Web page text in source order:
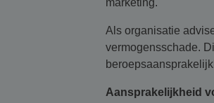
marketing.
Als organisatie
vermogensschade.
Aansprakelijkheid